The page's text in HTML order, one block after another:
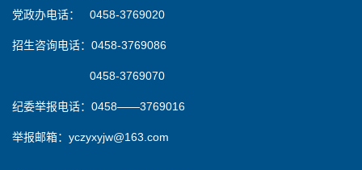
党政办电话： 0458-3769020
招生咨询电话：0458-3769086
0458-3769070
纪委举报电话：0458——3769016
举报邮箱：yczyxyjw@163.com